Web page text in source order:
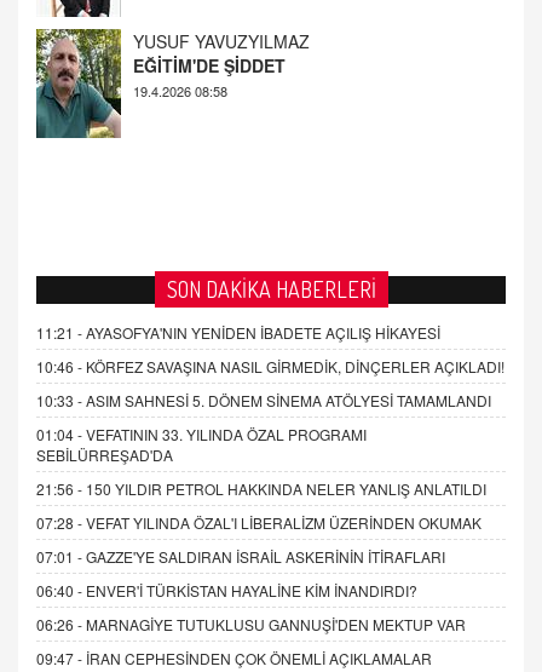
SON DAKİKA HABERLERİ
11:21 -AYASOFYA'NIN YENİDEN İBADETE AÇILIŞ HİKAYESİ
10:46 - KÖRFEZ SAVAŞINA NASIL GİRMEDİK, DİNÇERLER AÇIKLADI!
10:33 -ASIM SAHNESİ 5. DÖNEM SİNEMA ATÖLYESİ TAMAMLANDI
01:04 -VEFATININ 33. YILINDA ÖZAL PROGRAMI
SEBİLÜRREŞAD'DA
21:56 - 150 YILDIR PETROL HAKKINDA NELER YANLIŞ ANLATILDI
07:28 -VEFAT YILINDA ÖZAL'I LİBERALİZM ÜZERİNDEN OKUMAK
07:01 -GAZZE'YE SALDIRAN İSRAİL ASKERİNİN İTİRAFLARI
06:40 - ENVER'İ TÜRKİSTAN HAYALİNE KİM İNANDIRDI?
06:26 - MARNAGİYE TUTUKLUSU GANNUŞİ'DEN MEKTUP VAR
09:47 - İRAN CEPHESİNDEN ÇOK ÖNEMLİ AÇIKLAMALAR